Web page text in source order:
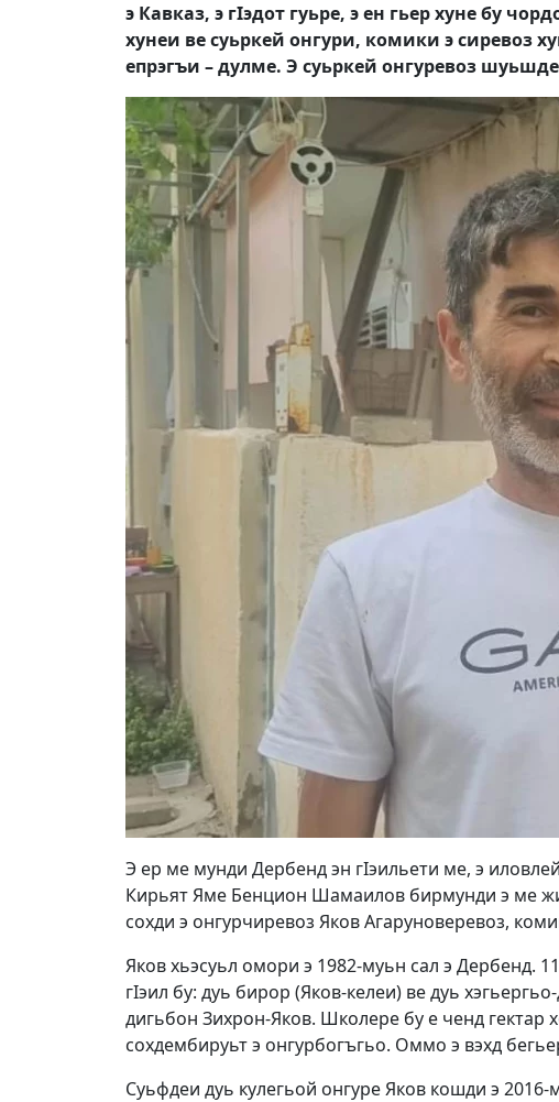
э Кавказ, э гIэдот гуьре, э ен гьер хуне бу
хунеи ве суьркей онгури, комики э сиревоз
епрэгъи – дулме. Э суьркей онгуревоз
Э ер ме мунди Дербенд эн гIэильети ме, э
Кирьят Яме Бенцион Шамаилов бирмунди э ме
сохди э онгурчиревоз Яков Агаруноверевоз,
Яков хьэсуьл омори э 1982-муьн сал э Дербенд.
гIэил бу: дуь бирор (Яков-келеи) ве дуь
дигьбон Зихрон-Яков. Школере бу е ченд
сохдембируьт э онгурбогъгьо. Оммо э вэхд
Суьфдеи дуь кулегьой онгуре Яков кошди э